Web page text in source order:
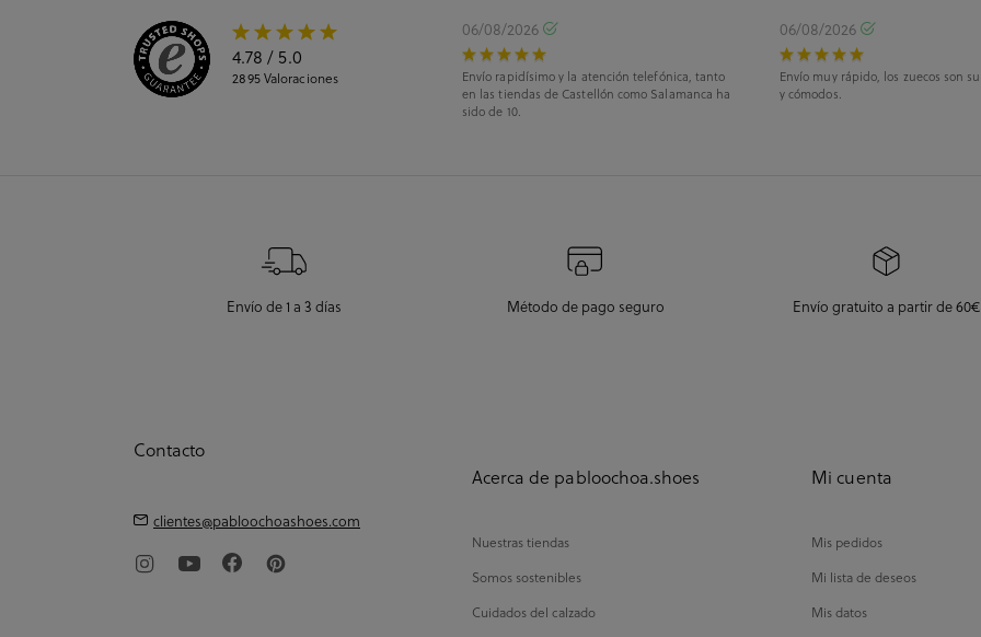
4.78 / 5.0
2895Valoraciones
06/08/2026
Envío rapidísimo y la atención telefónica, tanto
en las tiendas de Castellón como Salamanca ha
sido de 10.
06/08/2026
Envío muy rápido, los zuecos son
y cómodos.
Envío de 1 a 3 días Método de pago seguro Envío gratuito a partir de 60€
Contacto
clientes@pabloochoashoes.com
Acerca de pabloochoa.shoes
Nuestras tiendas
Somos sostenibles
Cuidados del calzado
Mi cuenta
Mis pedidos
Mi lista de deseos
Mis datos